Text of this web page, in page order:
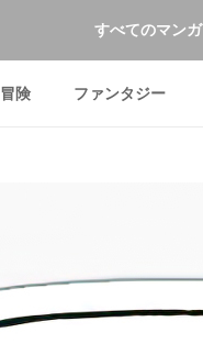
すべてのマンガ
冒険 ファンタジー